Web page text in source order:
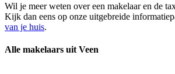
Wil je meer weten over een makelaar en de
Kijk dan eens op onze uitgebreide
van je huis.
Alle makelaars uit Veen